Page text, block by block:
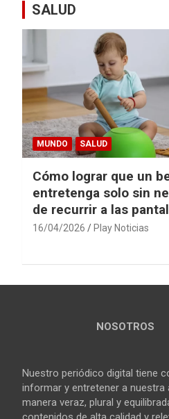
SALUD
MUNDO SALUD
Cómo lograr que un
entretenga solo sin
de recurrir a las
16/04/2026 Play Noticias
NOSOTROS
Nuestro periódico digital tiene
informar y entretener a nuestra
manera veraz, plural y